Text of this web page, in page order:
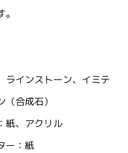
ラインストーン、イミテ
合成石）
紙、アクリル
ー：紙